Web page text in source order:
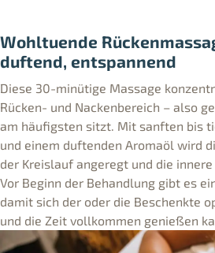
Wohltuende
duftend, entspannend
Diese 30-minütige Massage
Rücken- und Nackenbereich – also
am häufigsten sitzt. Mit sanften bis
und einem duftenden Aromaöl wird
der Kreislauf angeregt und die
Vor Beginn der Behandlung gibt es
damit sich der oder die Beschenkte
und die Zeit vollkommen genießen